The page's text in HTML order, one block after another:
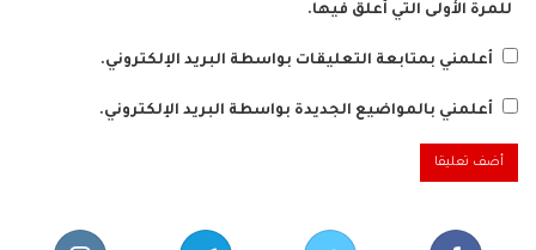
للمرة الأولى التي أعلق فيها.
أعلمني بمتابعة التعليقات بواسطة البريد الإلكتروني.
أعلمني بالمواضيع الجديدة بواسطة البريد الإلكتروني.